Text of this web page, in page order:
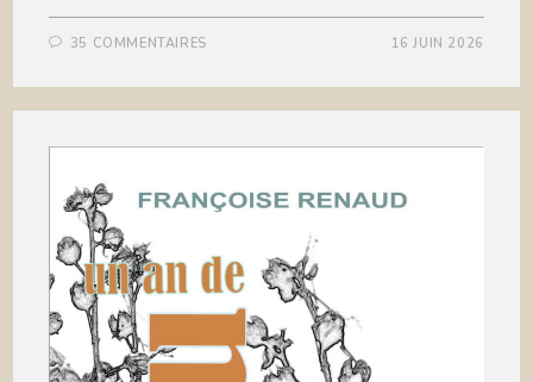
35 COMMENTAIRES 16 JUIN 2026